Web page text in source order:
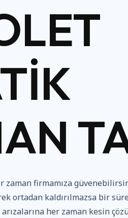
zaman firmamıza
ortadan kaldırılmazsa bir
her zaman kesin